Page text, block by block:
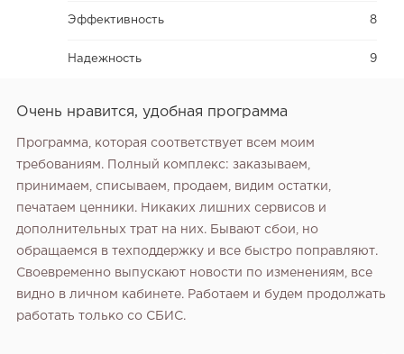
Эффективность 8
Надежность 9
Очень нравится, удобная программа
Программа, которая соответствует всем моим
требованиям. Полный комплекс: заказываем,
принимаем, списываем, продаем, видим остатки,
печатаем ценники. Никаких лишних сервисов и
дополнительных трат на них. Бывают сбои, но
обращаемся в техподдержку и все быстро поправляют.
Своевременно выпускают новости по изменениям, все
видно в личном кабинете. Работаем и будем продолжать
работать только со СБИС.